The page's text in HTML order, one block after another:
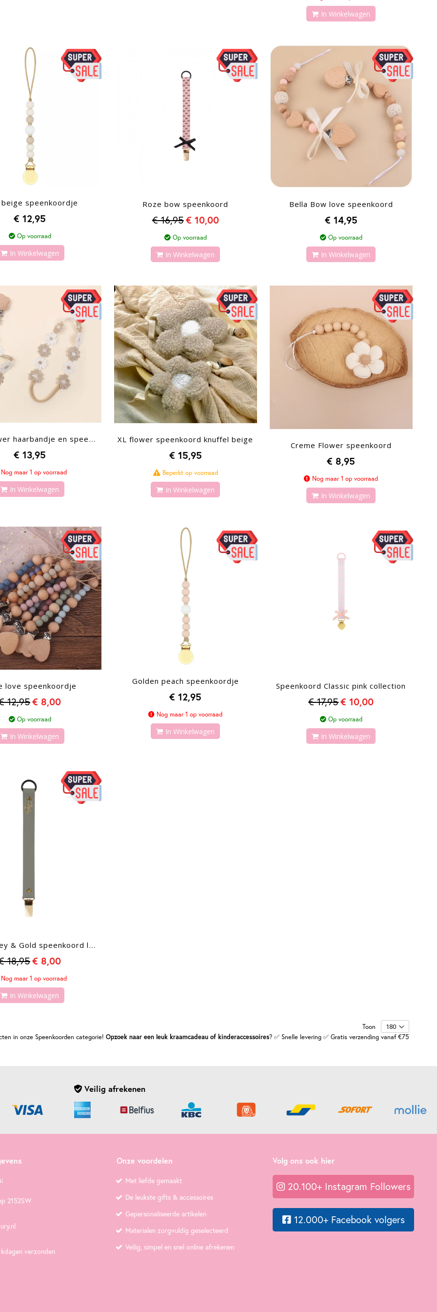
In Winkelwagen
beige speenkoordje
€ 12,95
Op voorraad
In Winkelwagen
-41%
Roze bow speenkoord
€ 16,95€ 10,00
Op voorraad
In Winkelwagen
Bella Bow love speenkoord
€ 14,95
Op voorraad
In Winkelwagen
Beige flower haarbandje en speenkoord set
€ 13,95
maar 1 op voorraad
In Winkelwagen
XL flower speenkoord knuffel beige
€ 15,95
Beperkt op voorraad
In Winkelwagen
Creme Flower speenkoord
€ 8,95
Nog maar 1 op voorraad
In Winkelwagen
love speenkoordje
12,95€ 8,00
Op voorraad
In Winkelwagen
Golden peach speenkoordje
€ 12,95
Nog maar 1 op voorraad
In Winkelwagen
-44%
Speenkoord Classic pink collection
€ 17,95€ 10,00
Op voorraad
In Winkelwagen
-58%
Luxury Grey & Gold speenkoord leerlook
18,95€ 8,00
maar 1 op voorraad
In Winkelwagen
Toon
in onze Speenkoorden categorie! Opzoek naar een leuk kraamcadeau of kinderaccessoires? ✅ Snelle levering ✅ Gratis verzending vanaf €75
Veilig afrekenen
2152SW
verzonden
Onze voordelen
Met liefde gemaakt
De leukste gifts & accessoires
Gepersonaliseerde artikelen
Materialen zorgvuldig geselecteerd
Veilig, simpel en snel online afrekenen
Volg ons ook hier
20.100+ Instagram Followers
12.000+ Facebook volgers